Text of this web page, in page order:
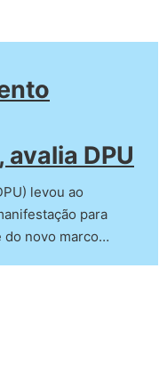
DPU
para
do novo marco…